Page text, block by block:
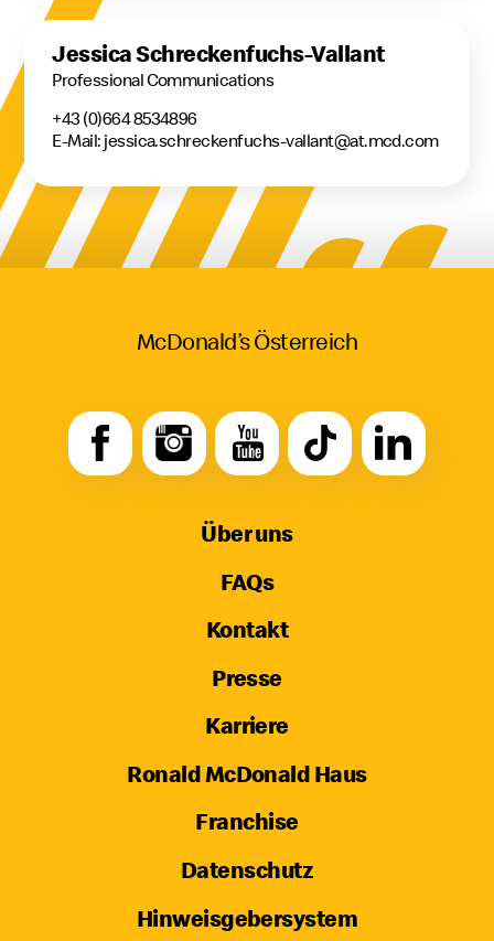
Jessica Schreckenfuchs-Vallant
Professional Communications
+43 (0)664 8534896
E-Mail: jessica.schreckenfuchs-vallant@at.mcd.com
McDonald’s Österreich
Über uns
FAQs
Kontakt
Presse
Karriere
Ronald McDonald Haus
Franchise
Datenschutz
Hinweisgebersystem